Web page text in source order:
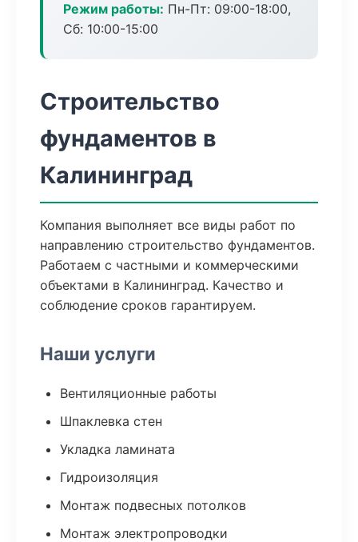
Режим работы: Пн-Пт: 09:00-18:00,
Сб: 10:00-15:00
Строительство
фундаментов в
Калининград
Компания выполняет все виды работ по
направлению строительство фундаментов.
Работаем с частными и коммерческими
объектами в Калининград. Качество и
соблюдение сроков гарантируем.
Наши услуги
Вентиляционные работы
Шпаклевка стен
Укладка ламината
Гидроизоляция
Монтаж подвесных потолков
Монтаж электропроводки